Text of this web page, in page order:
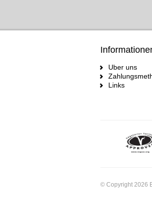
Uber uns
Links
© Copyright 2026